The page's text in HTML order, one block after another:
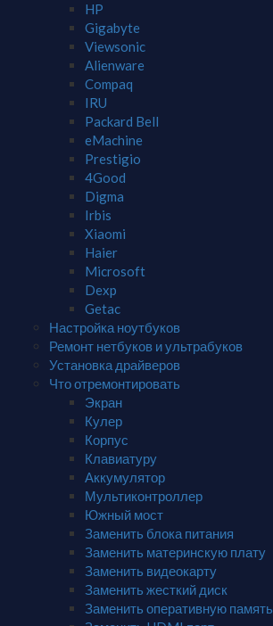
HP
Gigabyte
Viewsonic
Alienware
Compaq
IRU
Packard Bell
eMachine
Prestigio
4Good
Digma
Irbis
Xiaomi
Haier
Microsoft
Dexp
Getac
Настройка ноутбуков
Ремонт нетбуков и ультрабуков
Установка драйверов
Что отремонтировать
Экран
Кулер
Корпус
Клавиатуру
Аккумулятор
Мультиконтроллер
Южный мост
Заменить блока питания
Заменить материнскую плату
Заменить видеокарту
Заменить жесткий диск
Заменить оперативную память